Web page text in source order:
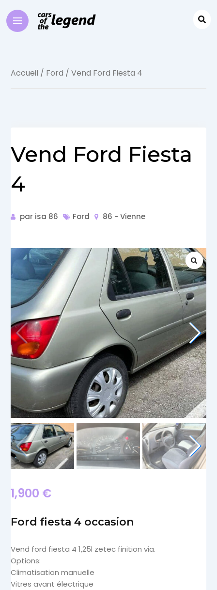
Accueil / Ford / Vend Ford Fiesta 4
Vend Ford Fiesta
4
par isa 86 Ford 86 - Vienne
1,900 €
Ford fiesta 4 occasion
Vend ford fiesta 4 1,25l zetec finition via.
Options:
Climatisation manuelle
Vitres avant électrique